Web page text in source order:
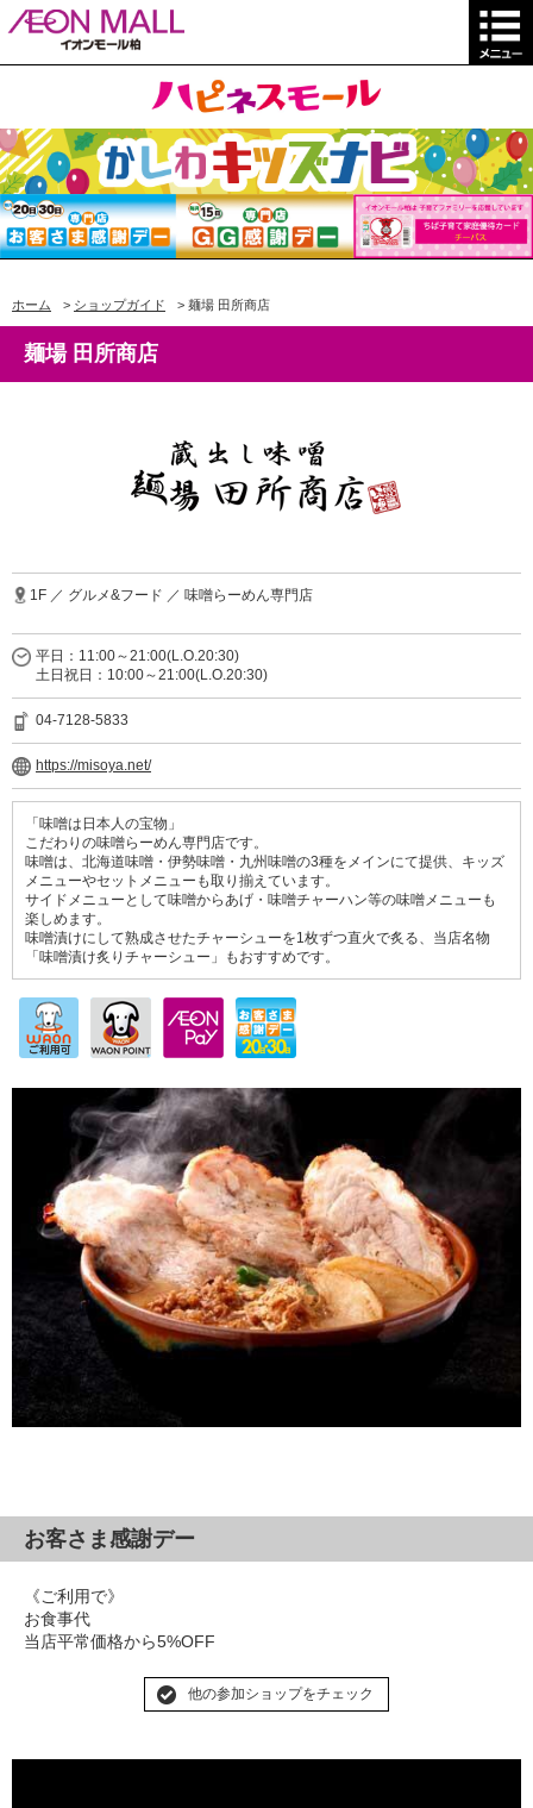
ホーム > ショップガイド > 麺場 田所商店
麺場 田所商店
1F ／ グルメ&フード ／ 味噌らーめん専門店
平日：11:00～21:00(L.O.20:30)
土日祝日：10:00～21:00(L.O.20:30)
04-7128-5833
https://misoya.net/
「味噌は日本人の宝物」
こだわりの味噌らーめん専門店です。
味噌は、北海道味噌・伊勢味噌・九州味噌の3種をメインにて提供、キッズ
メニューやセットメニューも取り揃えています。
サイドメニューとして味噌からあげ・味噌チャーハン等の味噌メニューも
楽しめます。
味噌漬けにして熟成させたチャーシューを1枚ずつ直火で炙る、当店名物
「味噌漬け炙りチャーシュー」もおすすめです。
お客さま感謝デー
《ご利用で》
お食事代
当店平常価格から5%OFF
他の参加ショップをチェック